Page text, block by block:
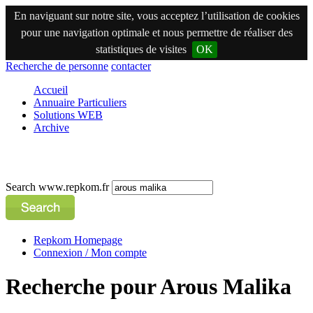
En naviguant sur notre site, vous acceptez l’utilisation de cookies
pour une navigation optimale et nous permettre de réaliser des
statistiques de visites
OK
Recherche de personne contacter
Accueil
Annuaire Particuliers
Solutions WEB
Archive
Search www.repkom.fr
Repkom Homepage
Connexion / Mon compte
Recherche pour Arous Malika